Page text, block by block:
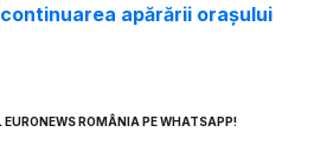
continuarea apărării oraşului
ROMÂNIA PE WHATSAPP!